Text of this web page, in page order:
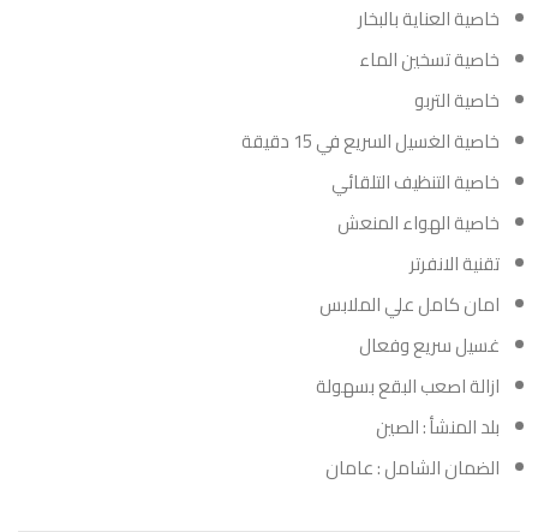
خاصية العناية بالبخار
خاصية تسخين الماء
خاصية التربو
خاصية الغسيل السريع في 15 دقيقة
خاصية التنظيف التلقائي
خاصية الهواء المنعش
تقنية الانفرتر
امان كامل علي الملابس
غسيل سريع وفعال
ازالة اصعب البقع بسهولة
بلد المنشأ : الصين
الضمان الشامل : عامان